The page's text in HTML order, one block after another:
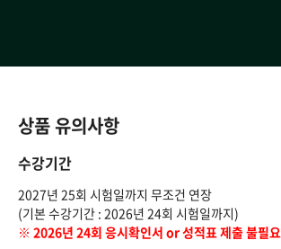
상품 유의사항
수강기간
2027년 25회 시험일까지 무조건 연장
(기본 수강기간 : 2026년 24회 시험일까지)
※ 2026년 24회 응시확인서 or 성적표 제출 불필요